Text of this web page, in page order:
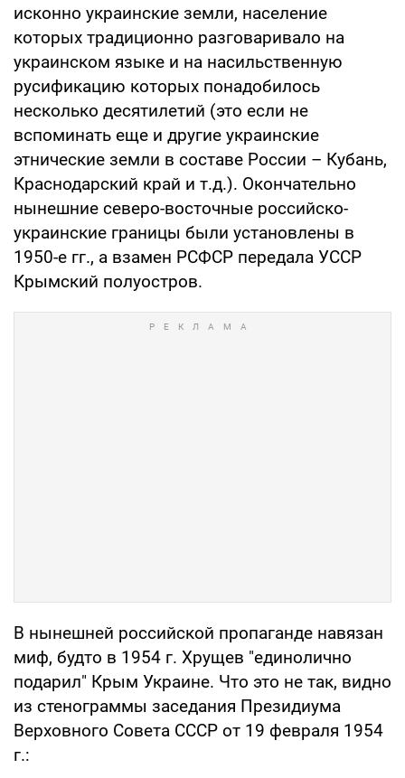
исконно украинские земли, население
которых традиционно разговаривало на
украинском языке и на насильственную
русификацию которых понадобилось
несколько десятилетий (это если не
вспоминать еще и другие украинские
этнические земли в составе России – Кубань,
Краснодарский край и т.д.). Окончательно
нынешние северо-восточные российско-
украинские границы были установлены в
1950-е гг., а взамен РСФСР передала УССР
Крымский полуостров.
В нынешней российской пропаганде навязан
миф, будто в 1954 г. Хрущев "единолично
подарил" Крым Украине. Что это не так, видно
из стенограммы заседания Президиума
Верховного Совета СССР от 19 февраля 1954
г.: